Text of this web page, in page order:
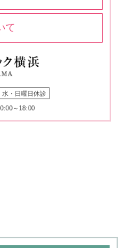
て
・日曜日休診
～18:00